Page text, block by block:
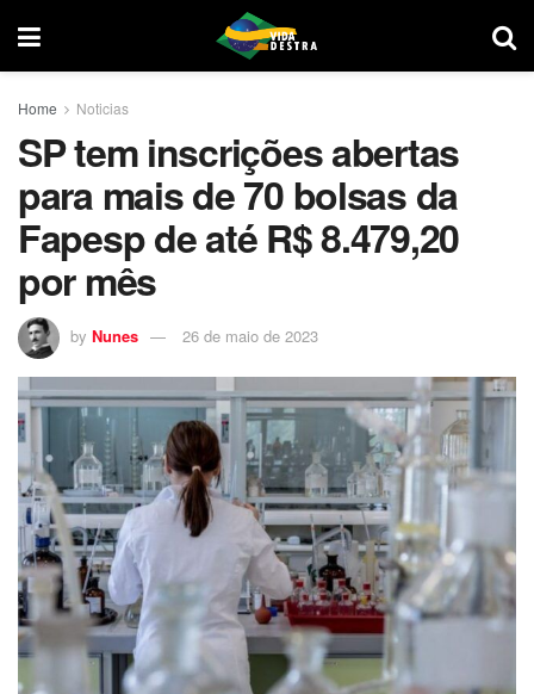
Home Noticias
SP tem inscrições abertas
para mais de 70 bolsas da
Fapesp de até R$ 8.479,20
por mês
by Nunes 26 de maio de 2023